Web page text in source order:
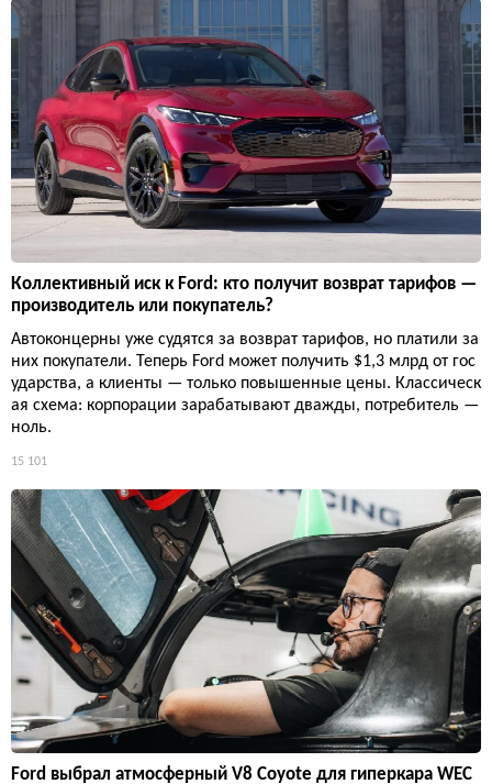
Коллективный иск к Ford: кто получит возврат тарифов —
производитель или покупатель?
Автоконцерны уже судятся за возврат тарифов, но платили за
них покупатели. Теперь Ford может получить $1,3 млрд от гос
ударства, а клиенты — только повышенные цены. Классическ
ая схема: корпорации зарабатывают дважды, потребитель —
ноль.
15 101
Ford выбрал атмосферный V8 Coyote для гиперкара WEC